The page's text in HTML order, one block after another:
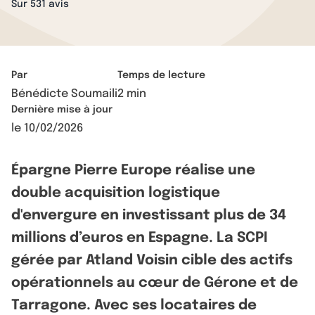
Sur 531 avis
Par
Bénédicte Soumaili
Temps de lecture
2 min
Dernière mise à jour
le 10/02/2026
Épargne Pierre Europe réalise une
double acquisition logistique
d'envergure en investissant plus de 34
millions d’euros en Espagne. La SCPI
gérée par Atland Voisin cible des actifs
opérationnels au cœur de Gérone et de
Tarragone. Avec ses locataires de